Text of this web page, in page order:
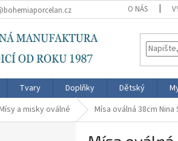
O NÁS
Tvary Doplňky Dětský
a misky oválné Mísa oválná 38cm Nina